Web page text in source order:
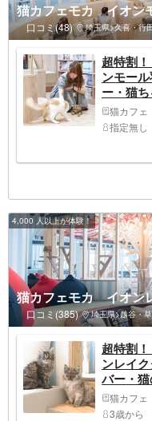
猫カフェモカ イオン
口コミ(48) 埼玉県>久喜・行
超特割
ンモー
ー・猫ち
猫カフェ
指定無し
4,000 人以上が体験！
猫カフェモカ イオン
口コミ(385) 埼玉県>越谷・
超特割
ンレイ
バー・猫
猫カフェ
3歳から